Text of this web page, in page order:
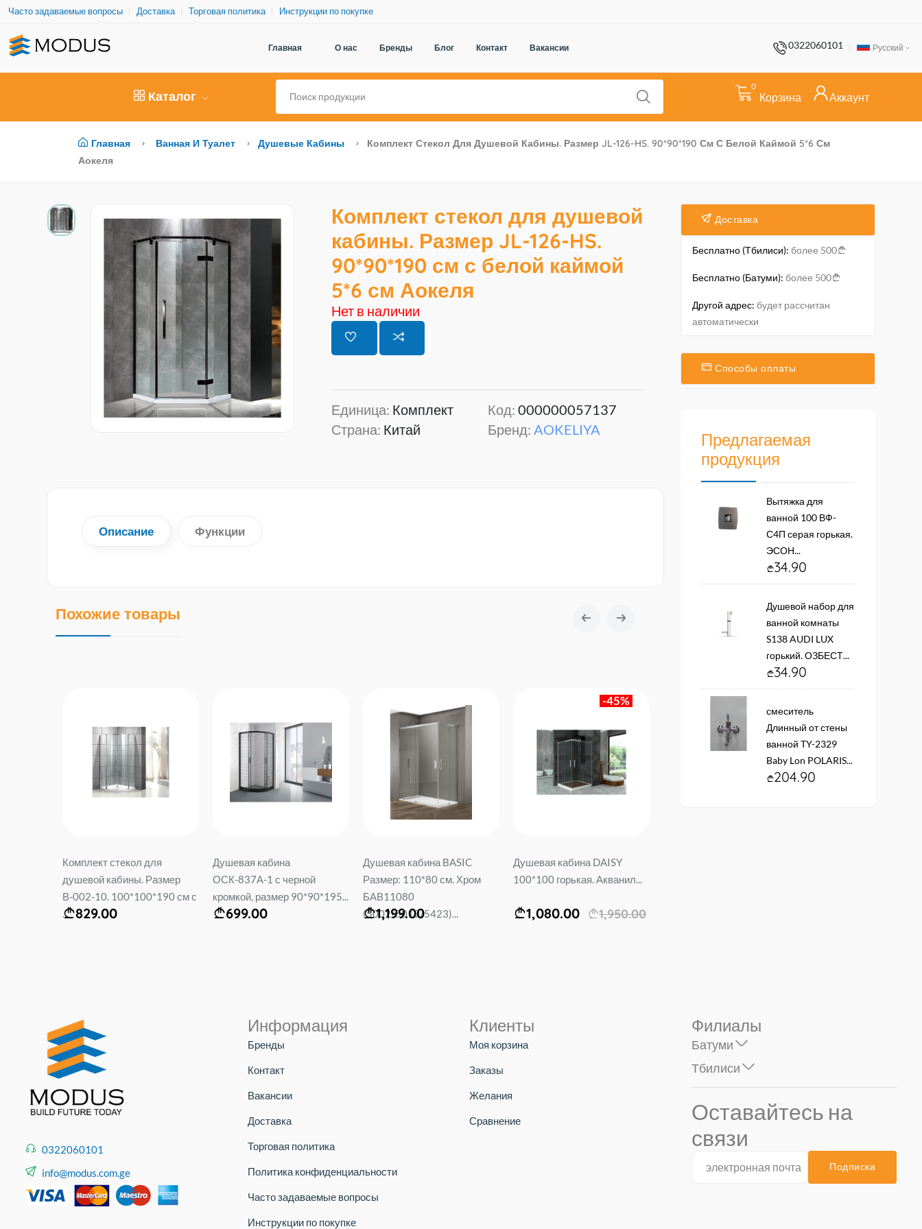
Часто задаваемые вопросы Доставка Торговая политика Инструкции по покупке
Главная О нас Бренды Блог Контакт Вакансии 0322060101 Русский
Каталог
0
Корзина Аккаунт
Главная Ванная И Туалет Душевые Кабины
Комплект Стекол Для Душевой Кабины. Размер JL-126-HS. 90*90*190 См С Белой Каймой 5*6 См
Аокеля
Комплект стекол для душевой
кабины. Размер JL-126-HS.
90*90*190 см с белой каймой
5*6 см Аокеля
Нет в наличии
Единица: Комплект
Страна: Китай
Код: 000000057137
Бренд: AOKELIYA
Описание Функции
Похожие товары
Комплект стекол для
душевой кабины. Размер
В-002-10. 100*100*190 см с
... 829.00
Душевая кабина
ОСК-837А-1 с черной
кромкой, размер 90*90*195...
699.00
Душевая кабина BASIC
Размер: 110*80 см. Хром
БАВ11080
(5002/5019/5423)...
1,199.00
-45%
Душевая кабина DAISY
100*100 горькая. Акванил...
1,080.00 1,950.00
Доставка
Бесплатно (Тбилиси): более 500
Бесплатно (Батуми): более 500
Другой адрес: будет рассчитан
автоматически
Способы оплаты
Предлагаемая
продукция
Вытяжка для
ванной 100 ВФ-
С4П серая горькая.
ЭСОН...
34.90
Душевой набор для
ванной комнаты
S138 AUDI LUX
горький. ОЗБЕСТ...
34.90
смеситель
Длинный от стены
ванной TY-2329
Baby Lon POLARIS...
204.90
0322060101
info@modus.com.ge
Информация
Бренды
Контакт
Вакансии
Доставка
Торговая политика
Политика конфиденциальности
Часто задаваемые вопросы
Инструкции по покупке
Клиенты
Моя корзина
Заказы
Желания
Сравнение
Филиалы
Батуми
Тбилиси
Оставайтесь на
связи
Подписка